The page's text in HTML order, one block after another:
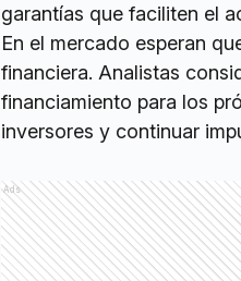
garantías que faciliten el
En el mercado esperan
financiera. Analistas
financiamiento para los
inversores y continuar
Ads